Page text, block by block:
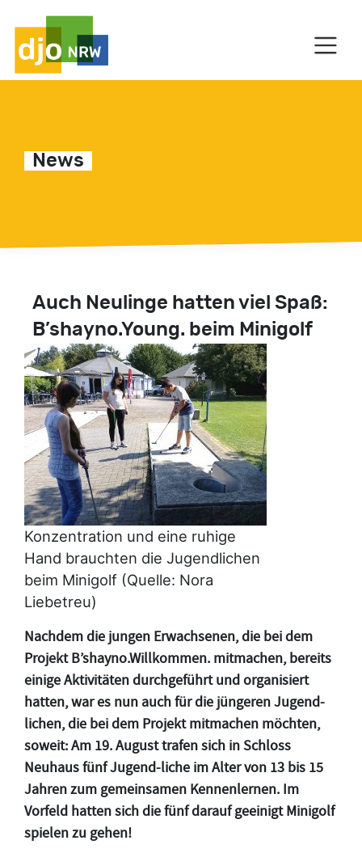
News
Auch Neulinge hatten viel Spaß:
B’shayno.Young. beim Minigolf
Konzentration und eine ruhige
Hand brauchten die Jugendlichen
beim Minigolf (Quelle: Nora
Liebetreu)
Nachdem die jungen Erwachsenen, die bei dem
Projekt B’shayno.Willkommen. mitmachen, bereits
einige Aktivitäten durchgeführt und organisiert
hatten, war es nun auch für die jüngeren Jugend-
lichen, die bei dem Projekt mitmachen möchten,
soweit: Am 19. August trafen sich in Schloss
Neuhaus fünf Jugend-liche im Alter von 13 bis 15
Jahren zum gemeinsamen Kennenlernen. Im
Vorfeld hatten sich die fünf darauf geeinigt Minigolf
spielen zu gehen!